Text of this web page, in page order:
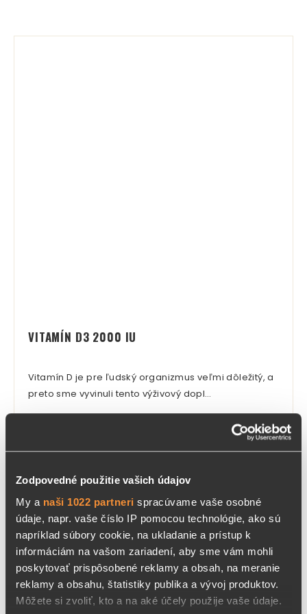
Zodpovedné použitie vašich údajov
My a naši 1022 partneri spracúvame vaše osobné
údaje, napr. vaše číslo IP pomocou technológie, ako sú
napríklad súbory cookie, na ukladanie a prístup k
informáciám na vašom zariadení, aby sme vám mohli
poskytovať prispôsobené reklamy a obsah, na meranie
reklamy a obsahu, štatistiky publika a vývoj produktov.
Môžete si zvoliť, kto a na aké účely použije vaše údaje.
a dojciace ženy
2.8.2021
VITAMÍN D3 2000 IU
Vitamín D je pre ľudský organizmus veľmi dôležitý, a
preto sme vyvinuli tento výživový dopl…